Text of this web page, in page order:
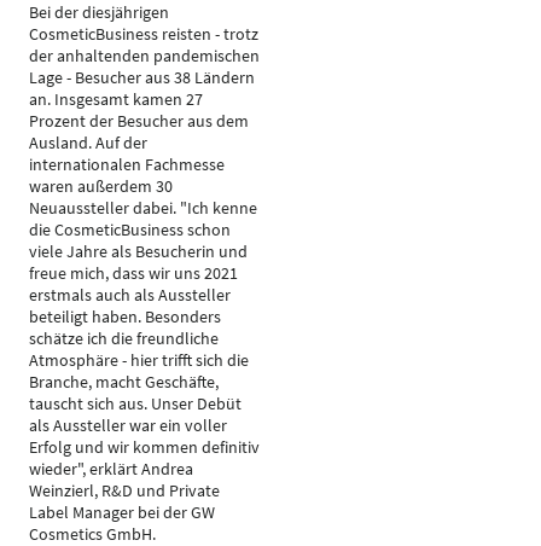
Bei der diesjährigen
CosmeticBusiness reisten - trotz
der anhaltenden pandemischen
Lage - Besucher aus 38 Ländern
an. Insgesamt kamen 27
Prozent der Besucher aus dem
Ausland. Auf der
internationalen Fachmesse
waren außerdem 30
Neuaussteller dabei. "Ich kenne
die CosmeticBusiness schon
viele Jahre als Besucherin und
freue mich, dass wir uns 2021
erstmals auch als Aussteller
beteiligt haben. Besonders
schätze ich die freundliche
Atmosphäre - hier trifft sich die
Branche, macht Geschäfte,
tauscht sich aus. Unser Debüt
als Aussteller war ein voller
Erfolg und wir kommen definitiv
wieder", erklärt Andrea
Weinzierl, R&D und Private
Label Manager bei der GW
Cosmetics GmbH.